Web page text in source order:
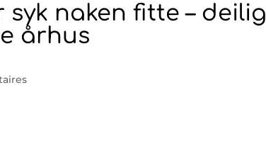
naken fitte – deilig
århus